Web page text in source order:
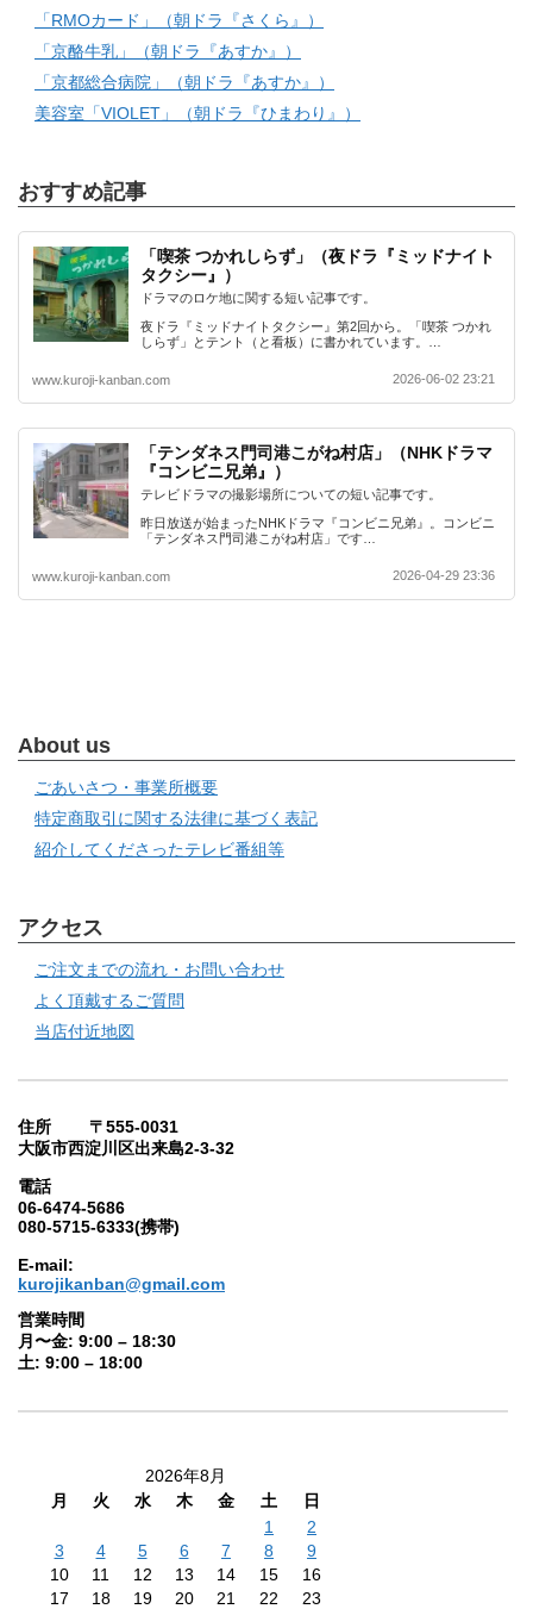
「RMOカード」（朝ドラ『さくら』）
「京酪牛乳」（朝ドラ『あすか』）
「京都総合病院」（朝ドラ『あすか』）
美容室「VIOLET」（朝ドラ『ひまわり』）
おすすめ記事
「喫茶 つかれしらず」（夜ドラ『ミッドナイト
タクシー』）
ドラマのロケ地に関する短い記事です。
夜ドラ『ミッドナイトタクシー』第2回から。「喫茶 つかれ
しらず」とテント（と看板）に書かれています。…
www.kuroji-kanban.com 2026-06-02 23:21
「テンダネス門司港こがね村店」（NHKドラマ
『コンビニ兄弟』）
テレビドラマの撮影場所についての短い記事です。
昨日放送が始まったNHKドラマ『コンビニ兄弟』。コンビニ
「テンダネス門司港こがね村店」です…
www.kuroji-kanban.com 2026-04-29 23:36
About us
ごあいさつ・事業所概要
特定商取引に関する法律に基づく表記
紹介してくださったテレビ番組等
アクセス
ご注文までの流れ・お問い合わせ
よく頂戴するご質問
当店付近地図
住所 〒555-0031
大阪市西淀川区出来島2-3-32
電話
06-6474-5686
080-5715-6333(携帯)
E-mail:
kurojikanban@gmail.com
営業時間
月〜金: 9:00 – 18:30
土: 9:00 – 18:00
2026年8月
月
火 水 木 金 土
日
1
2
3
4 5 6 7 8
9
10
11 12 13 14 15
16
17
18 19 20 21 22
23